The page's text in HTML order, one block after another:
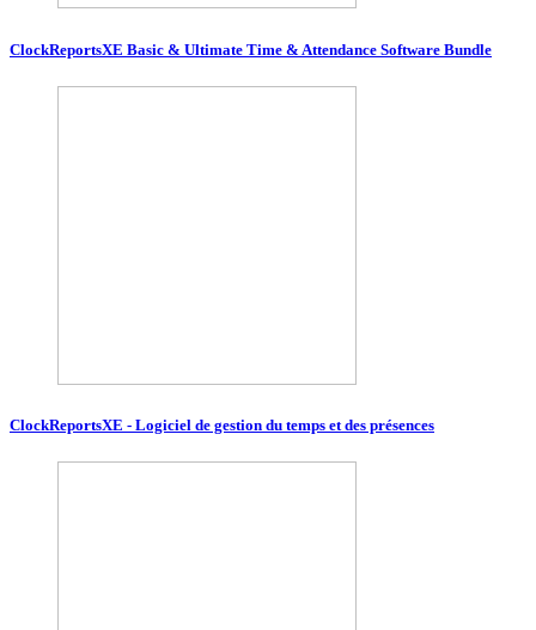
ClockReportsXE Basic & Ultimate Time & Attendance Software Bundle
ClockReportsXE - Logiciel de gestion du temps et des présences